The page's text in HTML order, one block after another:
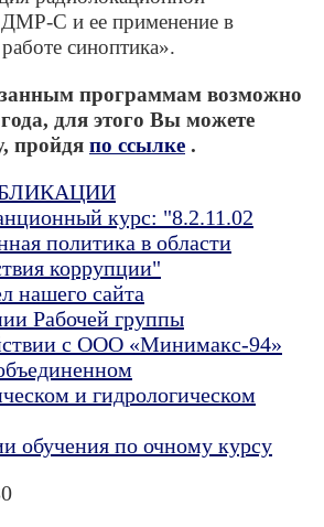
С и ее применение в
синоптика».
программам возможно
для этого Вы можете
пройдя по ссылке .
курс: "8.2.11.02
политика в области
коррупции"
нашего сайта
Рабочей группы
с ООО «Минимакс-94»
и гидрологическом
обучения по очному курсу